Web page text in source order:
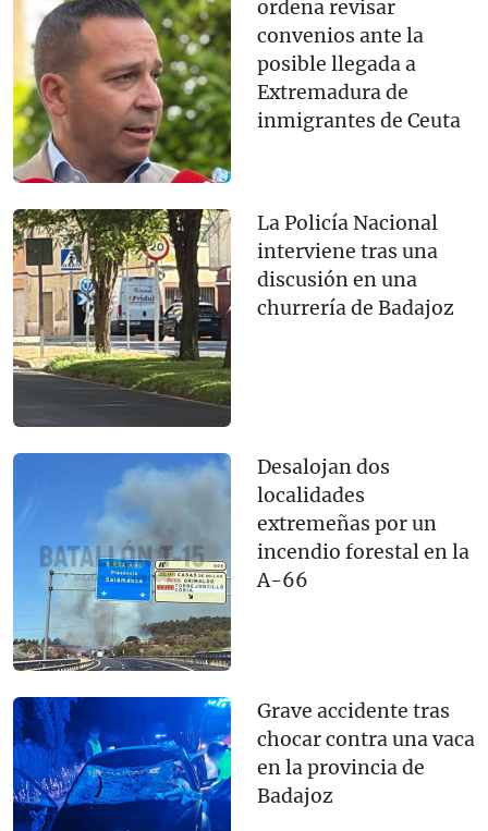
ordena revisar
convenios ante la
posible llegada a
Extremadura de
inmigrantes de Ceuta
La Policía Nacional
interviene tras una
discusión en una
churrería de Badajoz
Desalojan dos
localidades
extremeñas por un
incendio forestal en la
A-66
Grave accidente tras
chocar contra una vaca
en la provincia de
Badajoz